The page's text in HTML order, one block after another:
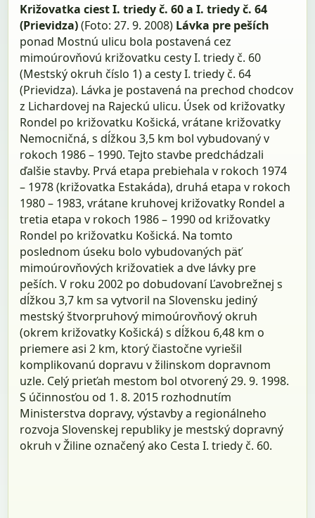
Križovatka ciest I. triedy č. 60 a I. triedy č. 64
(Prievidza)(Foto: 27. 9. 2008) Lávka pre peších
ponad Mostnú ulicu bola postavená cez
mimoúrovňovú križovatku cesty I. triedy č. 60
(Mestský okruh číslo 1) a cesty I. triedy č. 64
(Prievidza). Lávka je postavená na prechod chodcov
z Lichardovej na Rajeckú ulicu. Úsek od križovatky
Rondel po križovatku Košická, vrátane križovatky
Nemocničná, s dĺžkou 3,5 km bol vybudovaný v
rokoch 1986 – 1990. Tejto stavbe predchádzali
ďalšie stavby. Prvá etapa prebiehala v rokoch 1974
– 1978 (križovatka Estakáda), druhá etapa v rokoch
1980 – 1983, vrátane kruhovej križovatky Rondel a
tretia etapa v rokoch 1986 – 1990 od križovatky
Rondel po križovatku Košická. Na tomto
poslednom úseku bolo vybudovaných päť
mimoúrovňových križovatiek a dve lávky pre
peších. V roku 2002 po dobudovaní Ľavobrežnej s
dĺžkou 3,7 km sa vytvoril na Slovensku jediný
mestský štvorpruhový mimoúrovňový okruh
(okrem križovatky Košická) s dĺžkou 6,48 km o
priemere asi 2 km, ktorý čiastočne vyriešil
komplikovanú dopravu v žilinskom dopravnom
uzle. Celý prieťah mestom bol otvorený 29. 9. 1998.
S účinnosťou od 1. 8. 2015 rozhodnutím
Ministerstva dopravy, výstavby a regionálneho
rozvoja Slovenskej republiky je mestský dopravný
okruh v Žiline označený ako Cesta I. triedy č. 60.